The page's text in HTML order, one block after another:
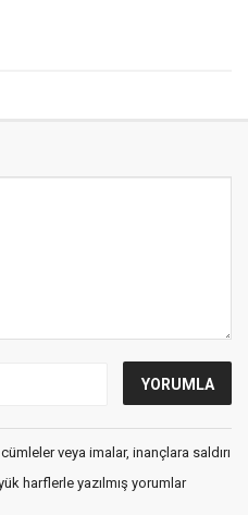
veya imalar, inançlara saldırı
harflerle yazılmış yorumlar